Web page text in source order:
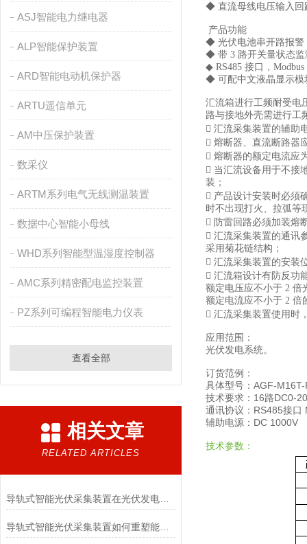
ASJ智能电力继电器
ALP智能保护装置
ARD智能电动机保护器
ARTU遥信单元
AM中压保护装置
数采仪
ARTM系列电气无线测温装置
数据中心智能小母线
WHD系列智能型温湿度控制器
AMC系列精密配电监控装置
PZ系列可编程智能电力仪表
查看全部
相关文章
RELATED ARTICLES
导轨式智能光伏采集装置在光伏发电系统中的应用有哪些？
导轨式智能光伏采集装置如何重塑能源景观？
◆ 直流母线电压输入回
产品功能
◆ 光伏电池串开路报警
◆ 带 3 路开关量状态监
◆ RS485 接口，
◆ 可配中文液晶显示模
汇流箱进行工频耐受电
路与接地外壳需进行工
 汇流采集装置的辅助
 熔断器、直流断路器
 熔断器的额定电流应
 当汇流设备用于不接
装；
 产品设计安装时必须
时不出现打火、拉弧等
 防雷回路必须加装熔
 汇流采集装置的通讯
采用菊花链结构；
 汇流采集装置的安装
 汇流箱设计有防反功
额定电压应不小于 2 倍
额定电流应不小于 2 倍
 汇流采集装置使用时
应用范围：
光伏发电系统。
订货范例：
具体型号：AGF-M16T-
技术要求：16路DC0-
通讯协议：RS485接口
辅助电源：DC 1000V
技术参数：